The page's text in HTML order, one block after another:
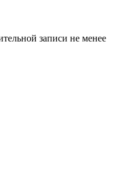
записи не менее